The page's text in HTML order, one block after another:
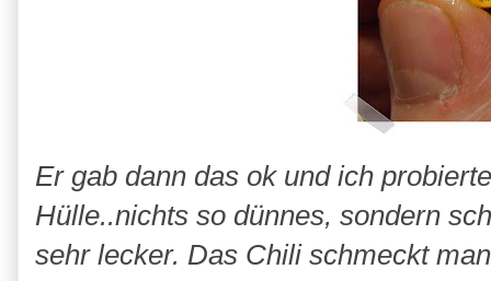
Er gab dann das ok und ich
Hülle..nichts so dünnes, sondern
sehr lecker. Das Chili schmeckt